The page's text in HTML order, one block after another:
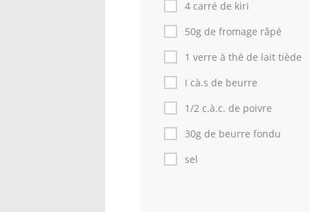
4 carré de kiri
50g de fromage râpé
1 verre à thé de lait tiède
I cà.s de beurre
1/2 c.à.c. de poivre
30g de beurre fondu
sel